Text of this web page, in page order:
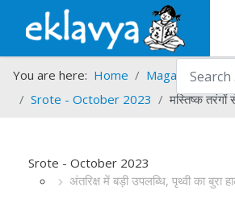
Search
You are here: Home Magazines
Srote - October 2023
मस्तिष्क तरंगों
Srote - October 2023
अंतरिक्ष में बड़ी उपलब्धि, पृथ्वी का बुरा